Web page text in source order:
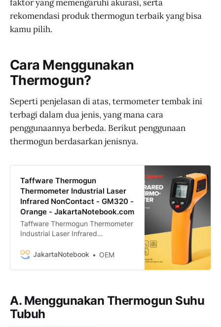
faktor yang memengaruhi akurasi, serta
rekomendasi produk thermogun terbaik yang bisa
kamu pilih.
Cara Menggunakan
Thermogun?
Seperti penjelasan di atas, termometer tembak ini
terbagi dalam dua jenis, yang mana cara
penggunaannya berbeda. Berikut penggunaan
thermogun berdasarkan jenisnya.
Taffware Thermogun
Thermometer Industrial Laser
Infrared NonContact - GM320 -
Orange - JakartaNotebook.com
Taffware Thermogun Thermometer
Industrial Laser Infrared
Dapatkan dengan mudah Taffware
Laser Infrared NonContact -
JakartaNotebook.com.
JakartaNotebook OEM
A. Menggunakan Thermogun Suhu
Tubuh